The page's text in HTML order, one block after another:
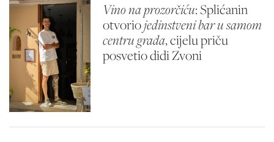
Vino na prozorčiću: Splićanin
otvoriojedinstveni bar u samom
centru grada, cijelu priču
posvetio didi Zvoni